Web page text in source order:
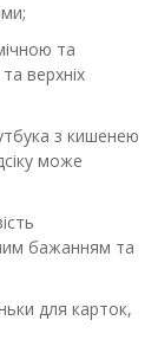
та
верхніх
з кишенею
може
бажанням та
для карток,